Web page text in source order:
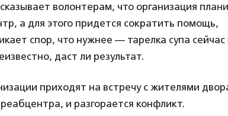
волонтерам, что организация
а для этого придется сократить помощь,
спор, что нужнее — тарелка супа сейчас
даст ли результат.
приходят на встречу с жителями
и разгорается конфликт.